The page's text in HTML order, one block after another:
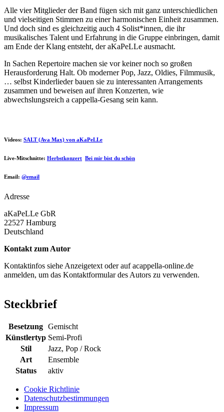
Alle vier Mitglieder der Band fügen sich mit ganz unterschiedlichen
und vielseitigen Stimmen zu einer harmonischen Einheit zusammen.
Und doch sind es gleichzeitig auch 4 Solist*innen, die ihr
musikalisches Talent und Erfahrung in die Gruppe einbringen, damit
am Ende der Klang entsteht, der aKaPeLLe ausmacht.
In Sachen Repertoire machen sie vor keiner noch so großen
Herausforderung Halt. Ob moderner Pop, Jazz, Oldies, Filmmusik,
… selbst Kinderlieder bauen sie zu interessanten Arrangements
zusammen und beweisen auf ihren Konzerten, wie
abwechslungsreich a cappella-Gesang sein kann.
Videos: SALT (Ava Max) von aKaPeLLe
Live-Mitschnitte: Herbstkonzert Bei mir bist du schön
Email: @email
Adresse
aKaPeLLe GbR
22527 Hamburg
Deutschland
Kontakt zum Autor
Kontaktinfos siehe Anzeigetext oder auf acappella-online.de
anmelden, um das Kontaktformular des Autors zu verwenden.
Steckbrief
Besetzung Gemischt
Künstlertyp Semi-Profi
Stil
Jazz, Pop / Rock
Art
Ensemble
Status
aktiv
Footer
Cookie Richtlinie
Datenschutzbestimmungen
Impressum